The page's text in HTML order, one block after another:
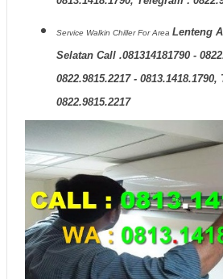
Service Walkin ChillerFor Area Lenteng
Selatan Call .081314181790 -
0822.9815.2217 -
0822.9815.2217